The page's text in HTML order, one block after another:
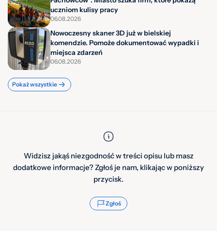
uczniom kulisy pracy
06.08.2026
Nowoczesny skaner 3D już w bielskiej
komendzie. Pomoże dokumentować wypadki i
miejsca zdarzeń
06.08.2026
Pokaż wszystkie
Widzisz jakąś niezgodność w treści opisu lub masz
dodatkowe informacje? Zgłoś je nam, klikając w poniższy
przycisk.
Zgłoś